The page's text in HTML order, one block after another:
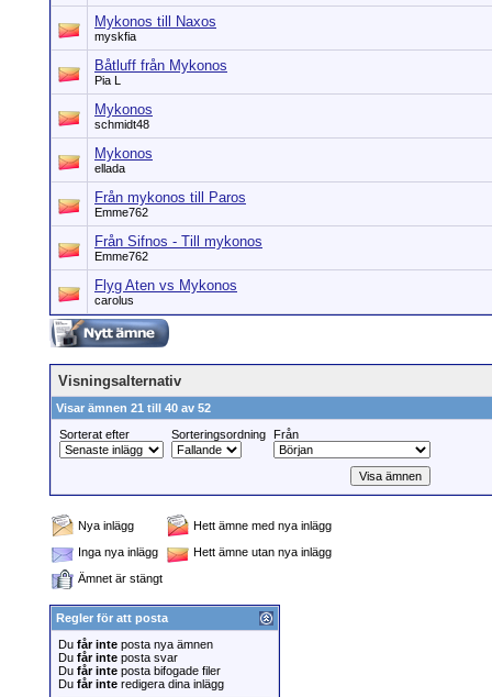
Mykonos till Naxos
myskfia
Båtluff från Mykonos
Pia L
Mykonos
schmidt48
Mykonos
ellada
Från mykonos till Paros
Emme762
Från Sifnos - Till mykonos
Emme762
Flyg Aten vs Mykonos
carolus
Visningsalternativ
Visar ämnen 21 till 40 av 52
Sorterat efter
Sorteringsordning Från
Nya inlägg
Hett ämne med nya inlägg
Inga nya inlägg
Hett ämne utan nya inlägg
Ämnet är stängt
Regler för att posta
Du får inte posta nya ämnen
Du får inte posta svar
Du får inte posta bifogade filer
Du får inte redigera dina inlägg